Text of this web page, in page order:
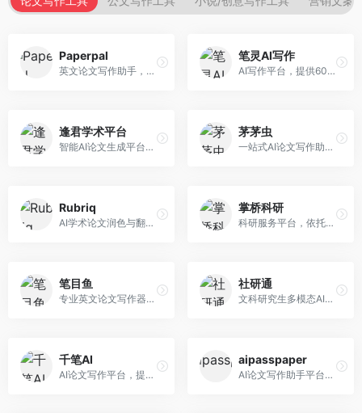
Paperpal
英文论文写作助手，专注于学术英语润色。面向需要发表国际期刊的研究者，提供语法检查、学术表达优化、格式规范等服务，英语表达地道专业。
笔灵AI写作
AI写作平台，提供600+写作模板。面向学生、职场人士和内容创作者，支持论文、公文、营销文案等多种文体，模板丰富，一键生成，写作效率大幅提升。
逢君学术平台
智能AI论文生成平台，支持查重检测。面向高校学生和研究人员，提供论文选题、内容生成、查重修改等一站式服务，学术写作流程完整。
茅茅虫
一站式AI论文写作助手，覆盖学术写作全场景。面向高校学生和科研人员，提供开题报告、文献综述、论文正文等写作服务，支持多学科多类型论文，操作简便。
Rubriq
AI学术论文润色与翻译平台。面向国际期刊投稿者，提供论文润色、翻译、格式调整等服务，支持多语言，学术表达专业规范。
掌桥科研
科研服务平台，依托3亿+真实文献数据库。面向学术研究者和学生，提供文献检索、论文写作、科研数据分析等服务，文献资源丰富，学术支持专业。
笔目鱼
专业英文论文写作器，支持学术论文全流程。面向留学生和国际期刊投稿者，提供英文论文撰写、润色、格式调整等服务，学术英语表达规范。
社研通
文科研究生多模态AI学术写作平台。面向文科研究生和社科研究者，提供文献综述、理论分析、定性研究辅助等服务，文科研究方法论支持完善。
千笔AI
AI论文写作平台，提供无限改稿服务。面向高校学生和学术研究者，支持论文选题、大纲生成、内容撰写、查重修改等全流程服务，改稿次数不限，服务质量有保障。
aipasspaper
AI论文写作助手平台，提供智能化的学术写作支持。面向大学生和研究人员，支持多种学科论文生成，提供参考文献管理和格式规范服务，写作效率高。